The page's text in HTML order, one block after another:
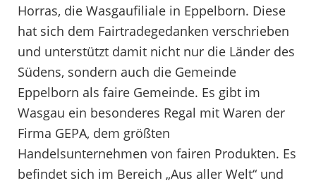
Horras, die Wasgaufiliale in Eppelborn. Diese
hat sich dem Fairtradegedanken verschrieben
und unterstützt damit nicht nur die Länder des
Südens, sondern auch die Gemeinde
Eppelborn als faire Gemeinde. Es gibt im
Wasgau ein besonderes Regal mit Waren der
Firma GEPA, dem größten
Handelsunternehmen von fairen Produkten. Es
befindet sich im Bereich „Aus aller Welt“ und